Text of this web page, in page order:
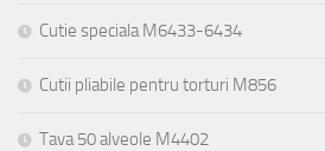
Cutie speciala M6433-6434
Cutii pliabile pentru torturi M856
Tava 50 alveole M4402